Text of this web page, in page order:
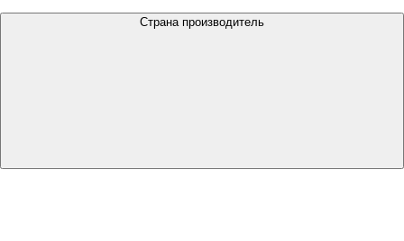
Страна производитель